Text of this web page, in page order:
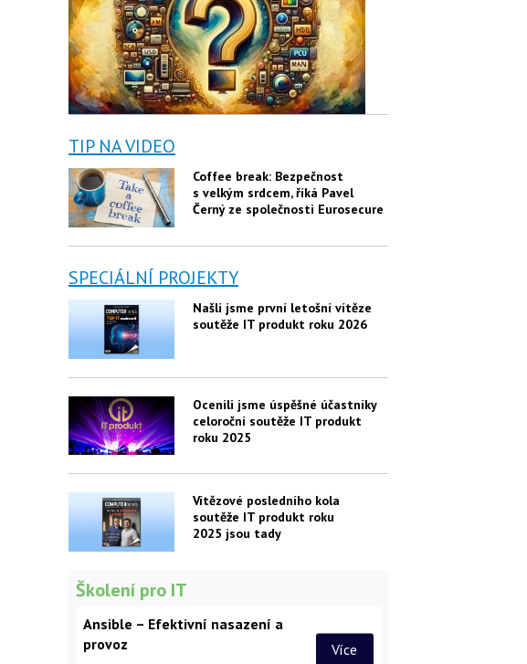
TIP NA VIDEO
Coffee break: Bezpečnost
s velkým srdcem, říká Pavel
Černý ze společnosti Eurosecure
SPECIÁLNÍ PROJEKTY
Našli jsme první letošní vítěze
soutěže IT produkt roku 2026
Ocenili jsme úspěšné účastníky
celoroční soutěže IT produkt
roku 2025
Vítězové posledního kola
soutěže IT produkt roku
2025 jsou tady
Školení pro IT
Ansible – Efektivní nasazení a
provoz
Více